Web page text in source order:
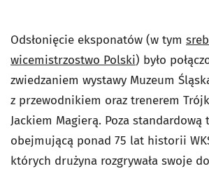
Odsłonięcie eksponatów (w tym
wicemistrzostwo Polski) było
zwiedzaniem wystawy Muzeum
z przewodnikiem oraz trenerem
Jackiem Magierą. Poza standardową
obejmującą ponad 75 lat historii
których drużyna rozgrywała swoje